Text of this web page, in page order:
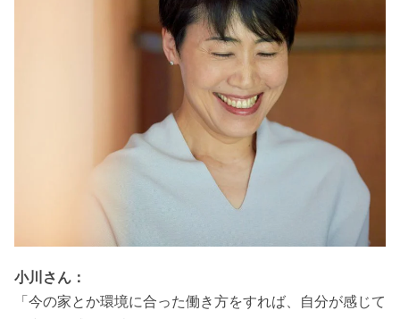
小川さん：
「今の家とか環境に合った働き方をすれば、自分が感じて